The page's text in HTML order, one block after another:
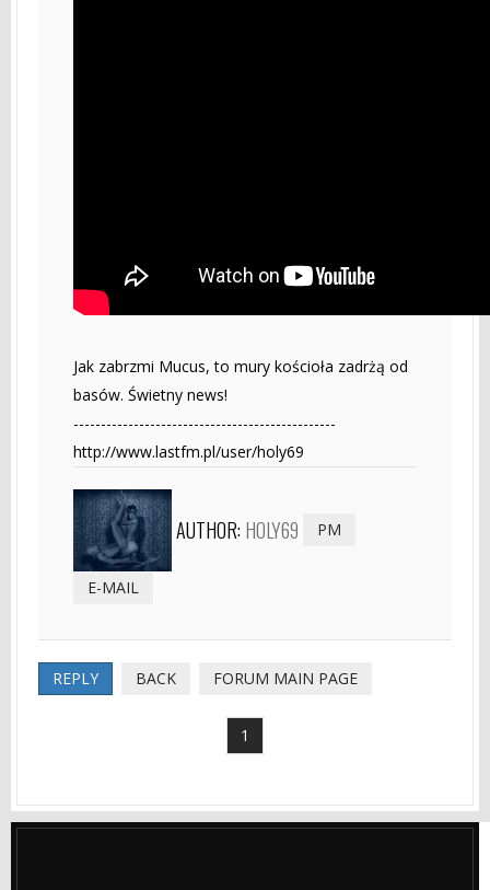
Jak zabrzmi Mucus, to mury kościoła zadrżą od
basów. Świetny news!
------------------------------------------------
http://www.lastfm.pl/user/holy69
AUTHOR: HOLY69 PM
E-MAIL
REPLY BACK FORUM MAIN PAGE
1